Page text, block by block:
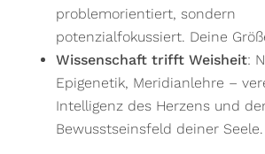
problemorientiert, sondern
potenzialfokussiert. Deine
Wissenschaft trifft Weisheit:
Epigenetik, Meridianlehre –
Intelligenz des Herzens und
Bewusstseinsfeld deiner Seele.